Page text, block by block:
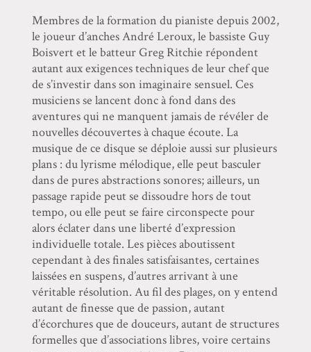
Membres de la formation du pianiste depuis 2002,
le joueur d’anches André Leroux, le bassiste Guy
Boisvert et le batteur Greg Ritchie répondent
autant aux exigences techniques de leur chef que
de s’investir dans son imaginaire sensuel. Ces
musiciens se lancent donc à fond dans des
aventures qui ne manquent jamais de révéler de
nouvelles découvertes à chaque écoute. La
musique de ce disque se déploie aussi sur plusieurs
plans : du lyrisme mélodique, elle peut basculer
dans de pures abstractions sonores; ailleurs, un
passage rapide peut se dissoudre hors de tout
tempo, ou elle peut se faire circonspecte pour
alors éclater dans une liberté d’expression
individuelle totale. Les pièces aboutissent
cependant à des finales satisfaisantes, certaines
laissées en suspens, d’autres arrivant à une
véritable résolution. Au fil des plages, on y entend
autant de finesse que de passion, autant
d’écorchures que de douceurs, autant de structures
formelles que d’associations libres, voire certains